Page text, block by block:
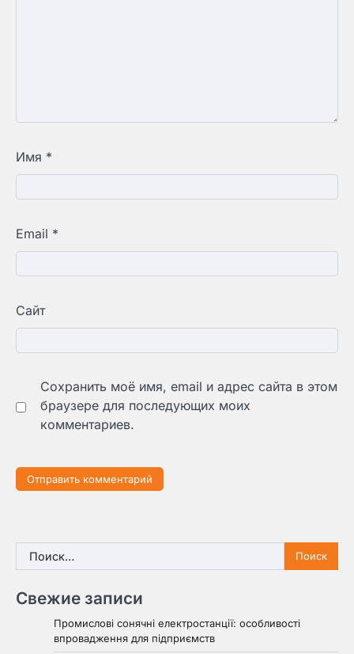
Имя *
Email *
Сайт
Сохранить моё имя, email и адрес сайта в этом
браузере для последующих моих
комментариев.
Найти:
Свежие записи
Промислові сонячні електростанції: особливості
впровадження для підприємств